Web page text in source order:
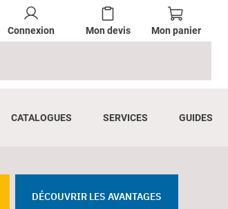
Connexion Mon devis Mon panier
CATALOGUES SERVICES GUIDES
DÉCOUVRIR LES AVANTAGES